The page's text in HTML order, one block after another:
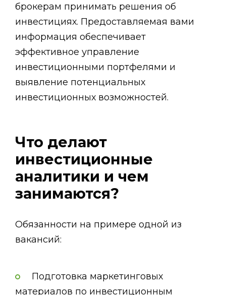
брокерам принимать решения об
инвестициях. Предоставляемая вами
информация обеспечивает
эффективное управление
инвестиционными портфелями и
выявление потенциальных
инвестиционных возможностей.
Что делают
инвестиционные
аналитики и чем
занимаются?
Обязанности на примере одной из
вакансий:
Подготовка маркетинговых
материалов по инвестиционным